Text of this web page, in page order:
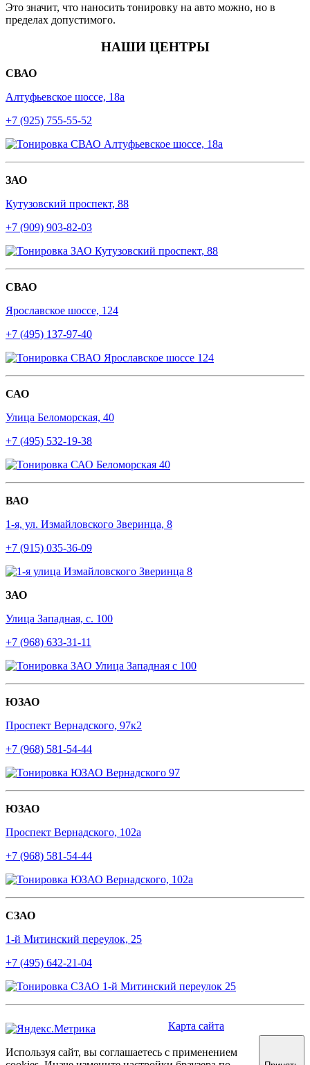
Это значит, что наносить тонировку на авто можно, но в
пределах допустимого.
НАШИ ЦЕНТРЫ
СВАО
Алтуфьевское шоссе, 18а
+7 (925) 755-55-52
ЗАО
Кутузовский проспект, 88
+7 (909) 903-82-03
СВАО
Ярославское шоссе, 124
+7 (495) 137-97-40
САО
Улица Беломорская, 40
+7 (495) 532-19-38
ВАО
1-я, ул. Измайловского Зверинца, 8
+7 (915) 035-36-09
ЗАО
Улица Западная, с. 100
+7 (968) 633-31-11
ЮЗАО
Проспект Вернадского, 97к2
+7 (968) 581-54-44
ЮЗАО
Проспект Вернадского, 102а
+7 (968) 581-54-44
СЗАО
1-й Митинский переулок, 25
+7 (495) 642-21-04
Карта сайта
Используя сайт, вы соглашаетесь с применением